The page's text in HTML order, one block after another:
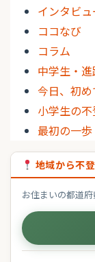
インタビュ
ココなび
コラム
中学生・
今日、初
小学生の
最初の一歩
地域から不
お住まいの都道